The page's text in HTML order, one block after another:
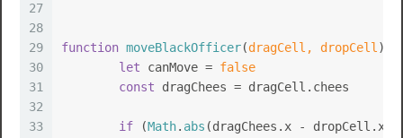
27
28
29
30
31
32
33
function moveBlackOfficer(dragCell, dropCell ) {
let canMove = false
const dragChees = dragCell. chees
if (Math. abs (dragChees. x - dropCell. x